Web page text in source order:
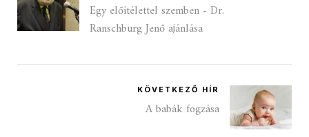
Egy előítélettel szemben - Dr.
Ranschburg Jenő ajánlása
KÖVETKEZŐ HÍR
A babák fogzása